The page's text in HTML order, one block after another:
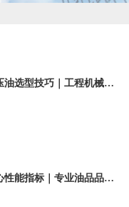
甘肃兰州各工况液压油选型技巧｜工程机械专用油品适配方法
甘肃兰州液压油核心性能指标｜专业油品品质判断指南